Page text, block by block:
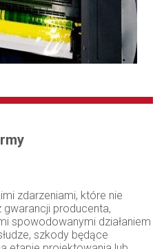
zdarzeniami, które nie
producenta,
spowodowanymi działaniem
szkody będące